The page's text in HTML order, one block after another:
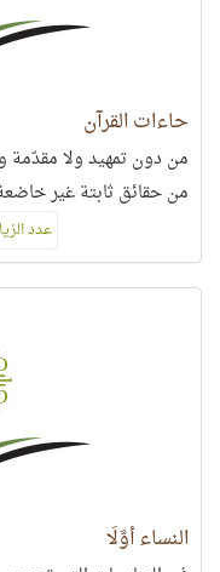
حاءات القرآن
من دون تمهيد ولا مقدّمة
من حقائق ثابتة غير
عدد
النساء أوَّلًا